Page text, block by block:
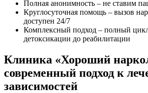
Полная анонимность – не ставим
Круглосуточная помощь – вызов
доступен 24/7
Комплексный подход – полный
детоксикации до реабилитации
Клиника «Хороший
современный подход к
зависимостей